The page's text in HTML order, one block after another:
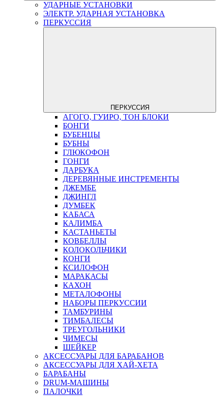
УДАРНЫЕ УСТАНОВКИ
ЭЛЕКТР. УДАРНАЯ УСТАНОВКА
ПЕРКУССИЯ
ПЕРКУССИЯ
АГОГО, ГУИРО, ТОН БЛОКИ
БОНГИ
БУБЕНЦЫ
БУБНЫ
ГЛЮКОФОН
ГОНГИ
ДАРБУКА
ДЕРЕВЯННЫЕ ИНСТРЕМЕНТЫ
ДЖЕМБЕ
ДЖИНГЛ
ДУМБЕК
КАБАСА
КАЛИМБА
КАСТАНЬЕТЫ
КОВБЕЛЛЫ
КОЛОКОЛЬЧИКИ
КОНГИ
КСИЛОФОН
МАРАКАСЫ
КАХОН
МЕТАЛОФОНЫ
НАБОРЫ ПЕРКУССИИ
ТАМБУРИНЫ
ТИМБАЛЕСЫ
ТРЕУГОЛЬНИКИ
ЧИМЕСЫ
ШЕЙКЕР
АКСЕССУАРЫ ДЛЯ БАРАБАНОВ
АКСЕССУАРЫ ДЛЯ ХАЙ-ХЕТА
БАРАБАНЫ
DRUM-МАШИНЫ
ПАЛОЧКИ